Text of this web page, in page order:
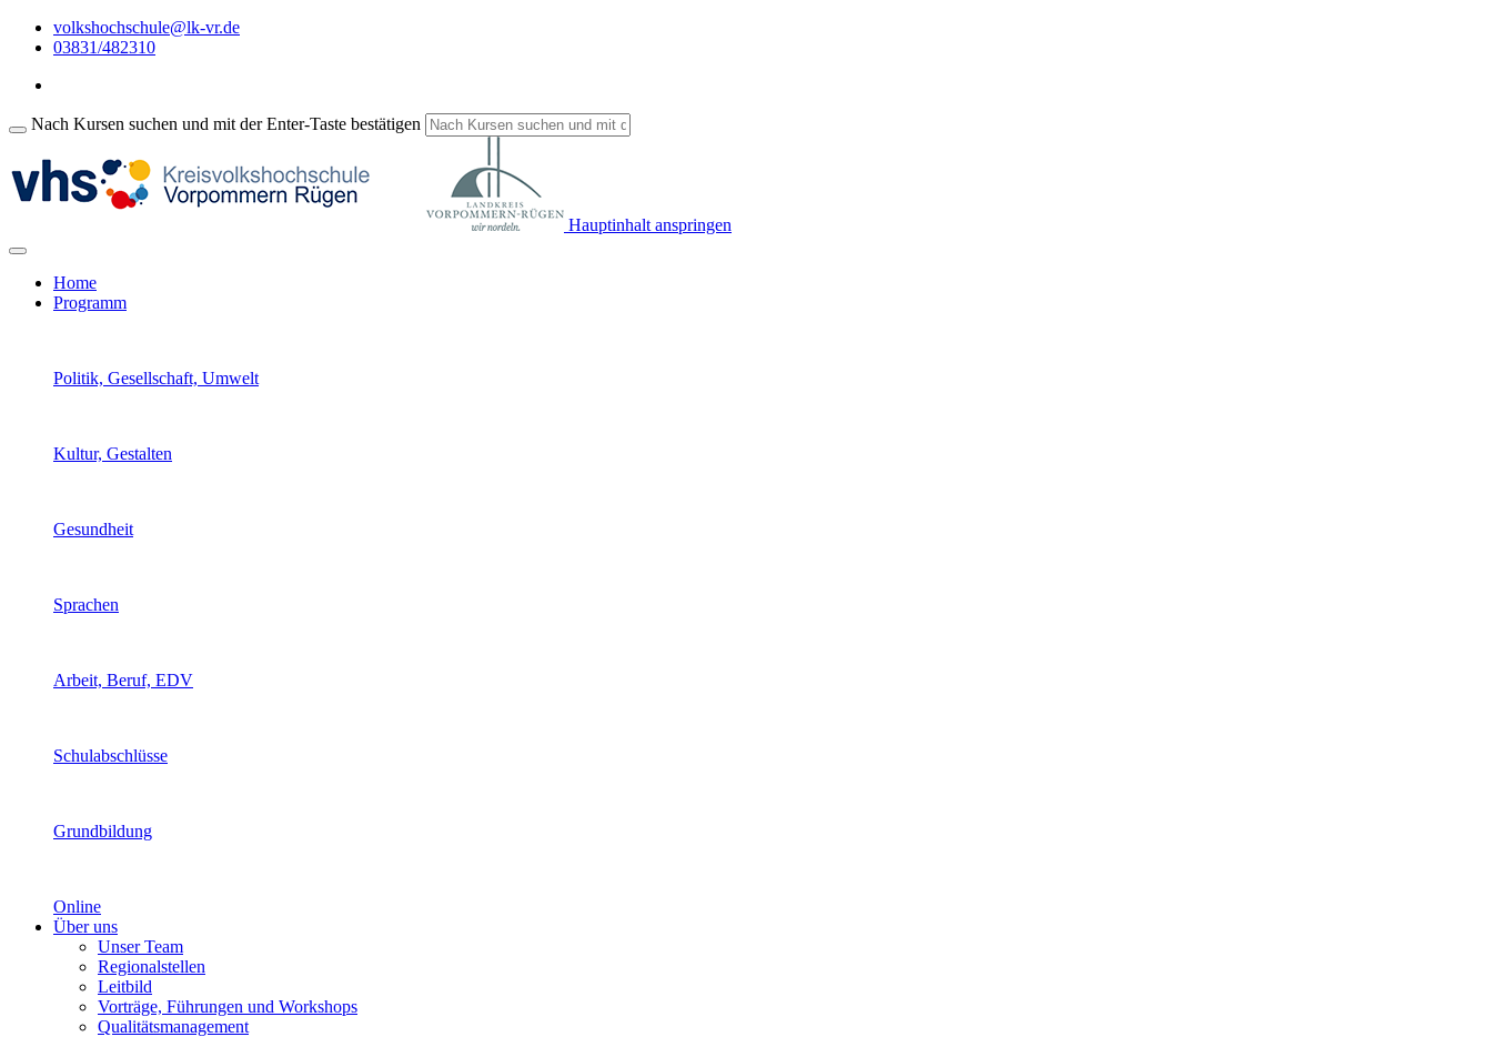
volkshochschule@lk-vr.de
03831/482310
Nach Kursen suchen und mit der Enter-Taste bestätigen
Hauptinhalt anspringen
Home
Programm
Politik, Gesellschaft, Umwelt
Kultur, Gestalten
Gesundheit
Sprachen
Arbeit, Beruf, EDV
Schulabschlüsse
Grundbildung
Online
Über uns
Unser Team
Regionalstellen
Leitbild
Vorträge, Führungen und Workshops
Qualitätsmanagement